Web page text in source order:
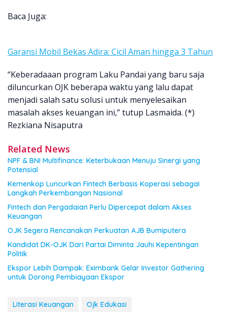
Baca Juga:
Garansi Mobil Bekas Adira: Cicil Aman hingga 3 Tahun
“Keberadaaan program Laku Pandai yang baru saja
diluncurkan OJK beberapa waktu yang lalu dapat
menjadi salah satu solusi untuk menyelesaikan
masalah akses keuangan ini,” tutup Lasmaida. (*)
Rezkiana Nisaputra
Related News
NPF & BNI Multifinance: Keterbukaan Menuju Sinergi yang
Potensial
Kemenkop Luncurkan Fintech Berbasis Koperasi sebagai
Langkah Perkembangan Nasional
Fintech dan Pergadaian Perlu Dipercepat dalam Akses
Keuangan
OJK Segera Rencanakan Perkuatan AJB Bumiputera
Kandidat DK-OJK Dari Partai Diminta Jauhi Kepentingan
Politik
Ekspor Lebih Dampak: Eximbank Gelar Investor Gathering
untuk Dorong Pembiayaan Ekspor
Literasi Keuangan Ojk Edukasi